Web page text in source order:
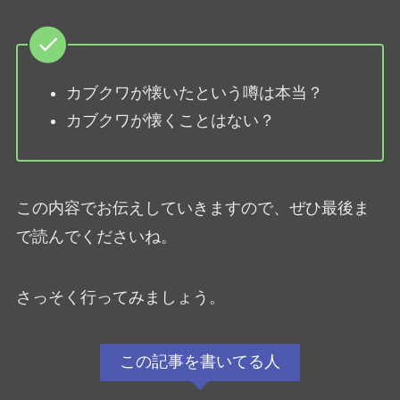
カブクワが懐いたという噂は本当？
カブクワが懐くことはない？
この内容でお伝えしていきますので、ぜひ最後ま
で読んでくださいね。
さっそく行ってみましょう。
この記事を書いてる人